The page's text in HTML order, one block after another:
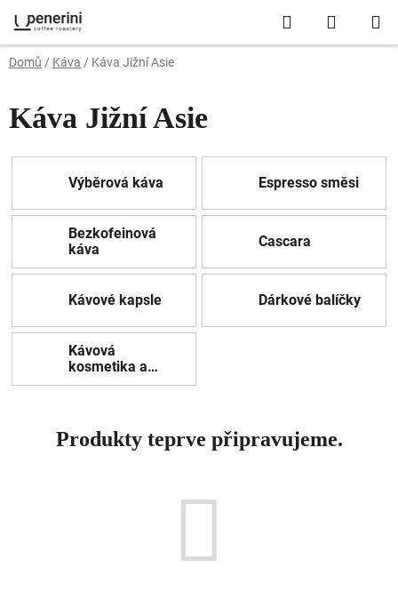
na
obsah
Hledat
KOŠÍK
Domů / Káva / Káva Jižní Asie
Káva Jižní Asie
Výběrová káva Espresso směsi
Bezkofeinová
káva
Cascara
Kávové kapsle Dárkové balíčky
Kávová
kosmetika a
další
Produkty teprve připravujeme.